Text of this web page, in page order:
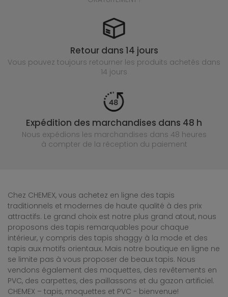
Retour dans 14 jours
Vous pouvez toujours retourner les produits achetés dans
14 jours
Expédition des marchandises dans 48 h
Nous expédions les marchandises dans 48 heures
à compter de la réception du paiement
Chez CHEMEX, vous achetez en ligne des tapis
traditionnels et modernes de haute qualité à des prix
attractifs. Le grand choix est notre plus grand atout, nous
proposons des tapis remarquables pour chaque
intérieur, y compris des tapis shaggy à la mode et des
tapis aux motifs orientaux. Mais notre boutique en ligne ne
se limite pas à vous proposer de beaux tapis. Nous
vendons également des moquettes, des revêtements en
PVC, des carpettes, des paillassons et du gazon artificiel.
CHEMEX – tapis, moquettes et PVC - bienvenue!